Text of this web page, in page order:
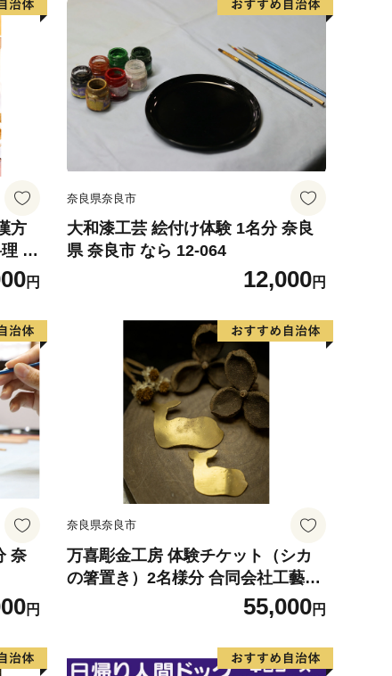
設
認
受け・庭木の確認 管理看板の設置
良県 97-001
方
ク
ゼ
カ
パ
美
の日
イ
円
奈良県奈良市
大和漆工芸 絵付け体験 1名分 奈良
県 奈良市 なら 12-064
12,000円
奈
円
奈良県奈良市
万喜彫金工房 体験チケット（シカ
の箸置き）2名様分 合同会社工藝舎
奈良県 奈良市 なら 55-01155,000円